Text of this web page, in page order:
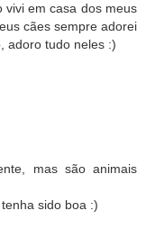
vivi em casa dos meus
cães sempre adorei
adoro tudo neles :)
mas são animais
sido boa :)